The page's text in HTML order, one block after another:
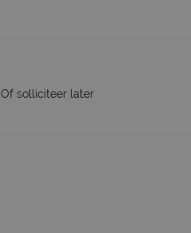
Of solliciteer later